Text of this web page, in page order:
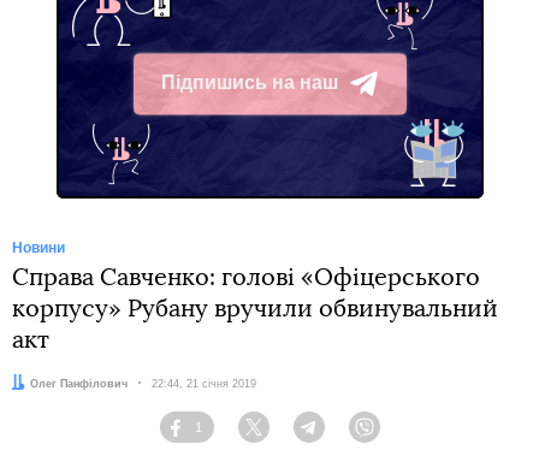
Підпишись на наш
Telegram
Новини
Справа Савченко: голові «Офіцерського
корпусу» Рубану вручили обвинувальний
акт
Автор:
Олег Панфілович Дата:
22:44, 21 січня 2019
Facebook
1
Twitter TelegramViber